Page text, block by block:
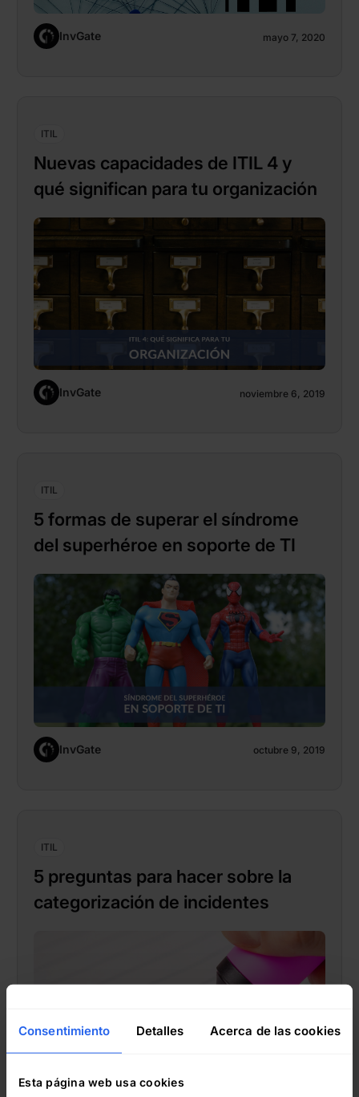
Consentimiento Detalles Acerca de las cookies
Esta página web usa cookies
InvGate mayo 7, 2020
ITIL
Nuevas capacidades de ITIL 4 y
qué significan para tu organización
InvGate noviembre 6, 2019
ITIL
5 formas de superar el síndrome
del superhéroe en soporte de TI
InvGate octubre 9, 2019
ITIL
5 preguntas para hacer sobre la
categorización de incidentes